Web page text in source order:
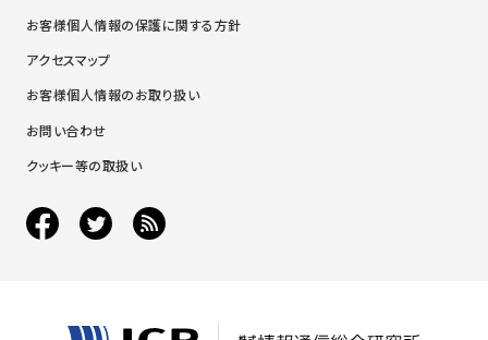
お客様個人情報の保護に関する方針
アクセスマップ
お客様個人情報のお取り扱い
お問い合わせ
クッキー等の取扱い